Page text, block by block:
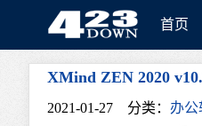
首页
XMind ZEN 2020
2021-01-27 分类： 办公